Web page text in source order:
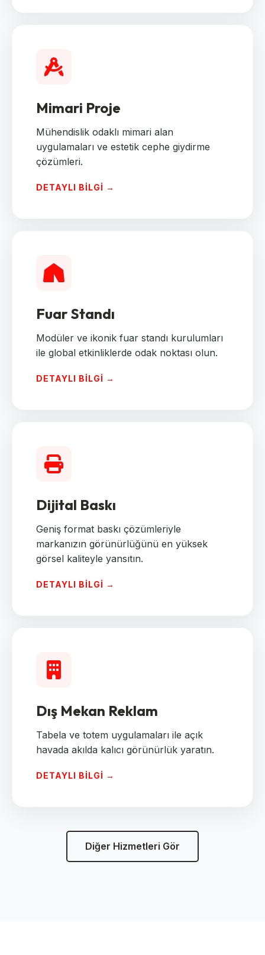
Mimari Proje
Mühendislik odaklı mimari alan
uygulamaları ve estetik cephe giydirme
çözümleri.
DETAYLI BILGI →
Fuar Standı
Modüler ve ikonik fuar standı kurulumları
ile global etkinliklerde odak noktası olun.
DETAYLI BILGI →
Dijital Baskı
Geniş format baskı çözümleriyle
markanızın görünürlüğünü en yüksek
görsel kaliteyle yansıtın.
DETAYLI BILGI →
Dış Mekan Reklam
Tabela ve totem uygulamaları ile açık
havada akılda kalıcı görünürlük yaratın.
DETAYLI BILGI →
Diğer Hizmetleri Gör